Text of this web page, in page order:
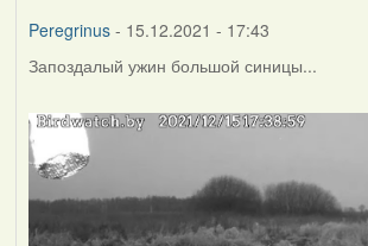
Peregrinus- 15.12.2021 - 17:43
Запоздалый ужин большой синицы...